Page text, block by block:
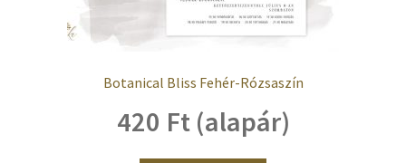
Botanical Bliss Fehér-Rózsaszín
420 Ft (alapár)